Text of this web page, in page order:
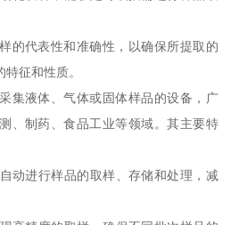
的代表性和准确性，以确保所提取的
征和性质。
集液体、气体或固体样品的设备，广
、制药、食品工业等领域。其主要特
动进行样品的取样、存储和处理，减